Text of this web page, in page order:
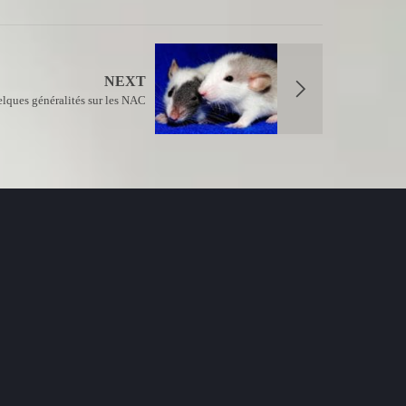
NEXT
généralités sur les NAC